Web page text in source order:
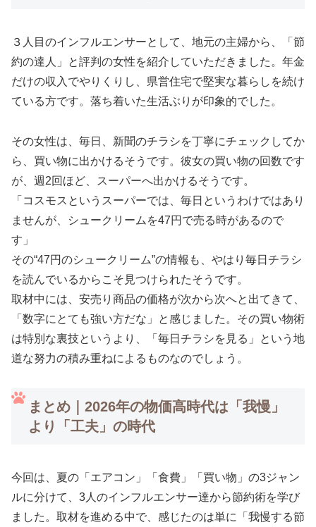
３人目のインフルエンサーとして、地元の主婦から、「節
約の達人」と評判の女性を紹介していただきました。年金
だけの収入でやりくりし、県営住宅で堅実な暮らしを続け
ている方です。落ち着いた生活ぶりが印象的でした。
その女性は、毎日、新聞のチラシを丁寧にチェックしてか
ら、買い物に出かけるそうです。彼女の買い物の回数です
が、週2回ほど、スーパーへ出かけるそうです。
「コスモスというスーパーでは、毎日というわけではあり
ませんが、シュークリームを47円で売る時があるので
す」
その“47円のシュークリーム”の情報も、やはり毎日チラシ
を読んでいるからこそ見つけられたそうです。
取材中には、安売り商品の価格が次から次へと出てきて、
「数字にとても強い方だな」と感じました。その買い物術
は特別な裏技というより、「毎日チラシを見る」という地
道な努力の積み重ねによるものなのでしょう。
まとめ｜2026年の物価高時代は「我慢」
より「工夫」の時代
今回は、夏の「エアコン」「食費」「買い物」の3ジャン
ルに分けて、3人のインフルエンサー達から節約術を学び
ました。取材を進める中で、感じたのは単に「我慢する節